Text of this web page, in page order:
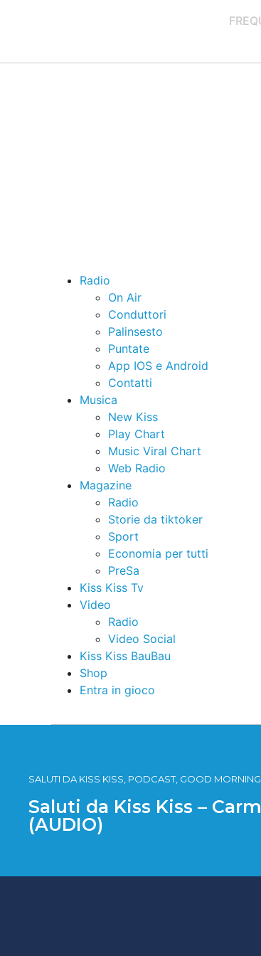
Radio
On Air
Conduttori
Palinsesto
Puntate
App IOS e Android
Contatti
Musica
New Kiss
Play Chart
Music Viral Chart
Web Radio
Magazine
Radio
Storie da tiktoker
Sport
Economia per tutti
PreSa
Kiss Kiss Tv
Video
Radio
Video Social
Kiss Kiss BauBau
Shop
Entra in gioco
SALUTI DA KISS KISS, PODCAST, GOOD
Saluti da Kiss Kiss –
(AUDIO)